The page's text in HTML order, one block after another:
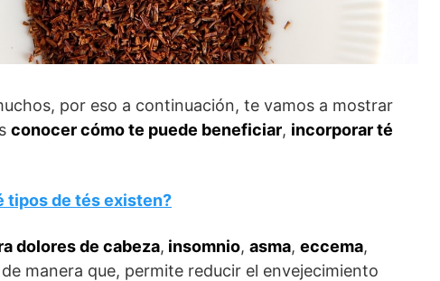
por eso a continuación, te vamos a mostrar
conocer cómo te puede beneficiar, incorporar té
tipos de tés existen?
dolores de cabeza, insomnio, asma, eccema,
de manera que, permite reducir el envejecimiento